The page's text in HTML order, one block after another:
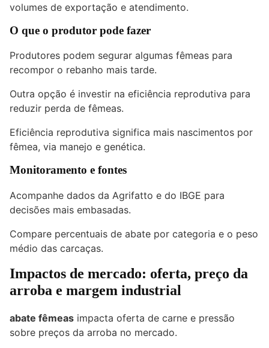
volumes de exportação e atendimento.
O que o produtor pode fazer
Produtores podem segurar algumas fêmeas para
recompor o rebanho mais tarde.
Outra opção é investir na eficiência reprodutiva para
reduzir perda de fêmeas.
Eficiência reprodutiva significa mais nascimentos por
fêmea, via manejo e genética.
Monitoramento e fontes
Acompanhe dados da Agrifatto e do IBGE para
decisões mais embasadas.
Compare percentuais de abate por categoria e o peso
médio das carcaças.
Impactos de mercado: oferta, preço da
arroba e margem industrial
abate fêmeas impacta oferta de carne e pressão
sobre preços da arroba no mercado.